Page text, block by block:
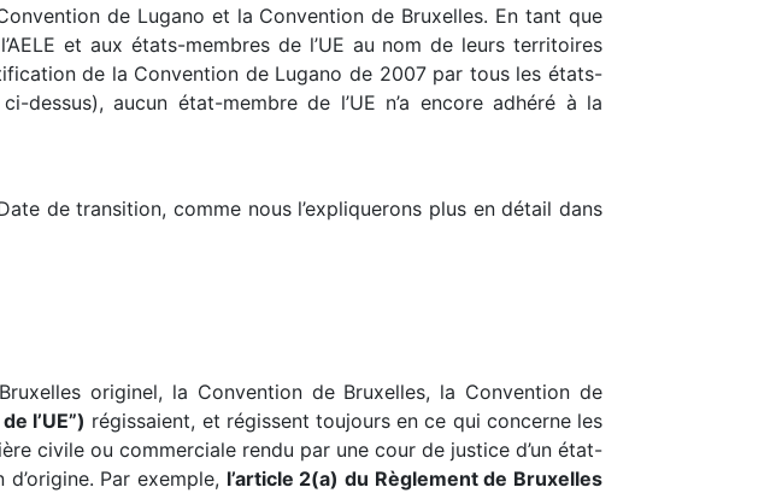
de Lugano et la Convention de Bruxelles. En tant que
et aux états-membres de l’UE au nom de leurs territoires
de la Convention de Lugano de 2007 par tous les états-
dessus), aucun état-membre de l’UE n’a encore adhéré à la
de transition, comme nous l’expliquerons plus en détail dans
originel, la Convention de Bruxelles, la Convention de
l’UE”) régissaient, et régissent toujours en ce qui concerne les
civile ou commerciale rendu par une cour de justice d’un état-
Par exemple, l’article 2(a) du Règlement de Bruxelles